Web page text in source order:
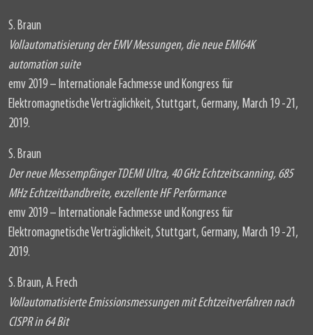
S. Braun
Vollautomatisierung der EMV Messungen, die neue EMI64K
automation suite
emv 2019 – Internationale Fachmesse und Kongress für
Elektromagnetische Verträglichkeit, Stuttgart, Germany, March 19 -21,
2019.
S. Braun
Der neue Messempfänger TDEMI Ultra, 40 GHz Echtzeitscanning, 685
MHz Echtzeitbandbreite, exzellente HF Performance
emv 2019 – Internationale Fachmesse und Kongress für
Elektromagnetische Verträglichkeit, Stuttgart, Germany, March 19 -21,
2019.
S. Braun, A. Frech
Vollautomatisierte Emissionsmessungen mit Echtzeitverfahren nach
CISPR in 64 Bit